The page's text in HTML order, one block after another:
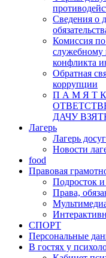
Сведения о
Комиссия
служебному
конфликта
Обратная
коррупции
П А М Я Т
ДАЧУ
Лагерь
Лагерь
Новости
food
Правовая
Подросток и
Права,
СПОРТ
Персональные
В гостях у